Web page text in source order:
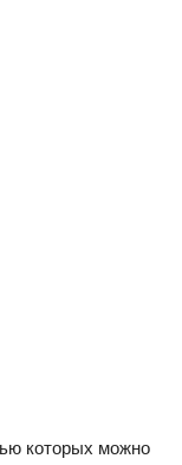
которых можно